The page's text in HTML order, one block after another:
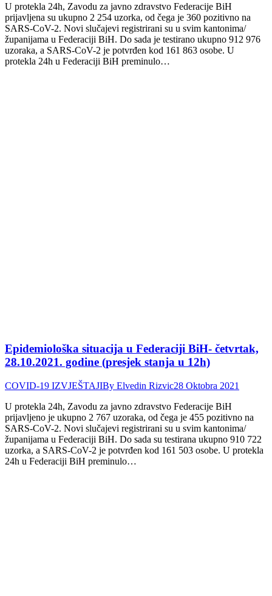
U protekla 24h, Zavodu za javno zdravstvo Federacije BiH
prijavljena su ukupno 2 254 uzorka, od čega je 360 pozitivno na
SARS-CoV-2. Novi slučajevi registrirani su u svim kantonima/
županijama u Federaciji BiH. Do sada je testirano ukupno 912 976
uzoraka, a SARS-CoV-2 je potvrđen kod 161 863 osobe. U
protekla 24h u Federaciji BiH preminulo…
Epidemiološka situacija u Federaciji BiH- četvrtak,
28.10.2021. godine (presjek stanja u 12h)
COVID-19 IZVJEŠTAJIBy Elvedin Rizvic28 Oktobra 2021
U protekla 24h, Zavodu za javno zdravstvo Federacije BiH
prijavljeno je ukupno 2 767 uzoraka, od čega je 455 pozitivno na
SARS-CoV-2. Novi slučajevi registrirani su u svim kantonima/
županijama u Federaciji BiH. Do sada su testirana ukupno 910 722
uzorka, a SARS-CoV-2 je potvrđen kod 161 503 osobe. U protekla
24h u Federaciji BiH preminulo…